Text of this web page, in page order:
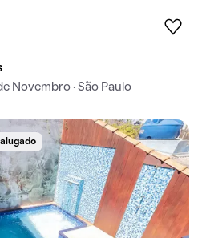
Novembro · São Paulo